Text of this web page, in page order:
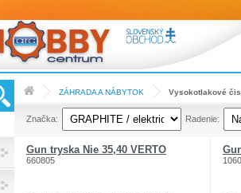
ZÁHRADA A NÁBYTOK Vysokotlakové
Značka: Radenie:
Gun tryska Nie 35,40 VERTO
660805